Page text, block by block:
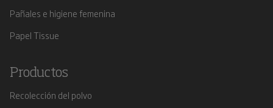
Pañales e higiene femenina
Papel Tissue
Productos
Recolección del polvo